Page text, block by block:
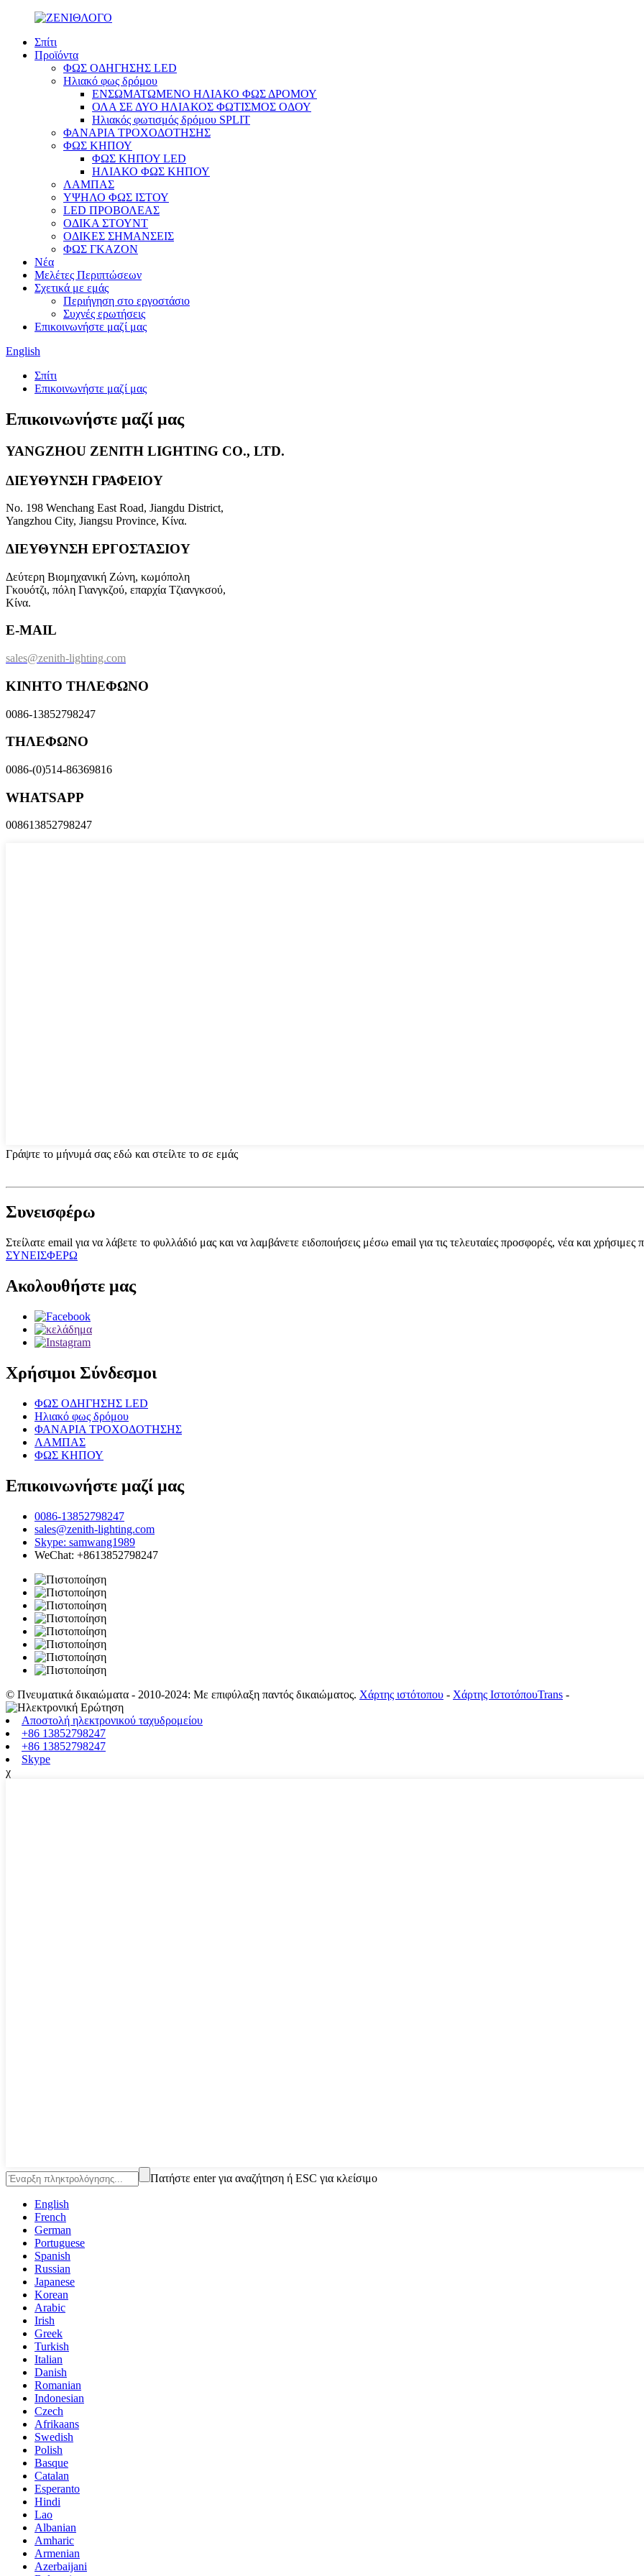
Σπίτι
Προϊόντα
ΦΩΣ ΟΔΗΓΗΣΗΣ LED
Ηλιακό φως δρόμου
ΕΝΣΩΜΑΤΩΜΕΝΟ ΗΛΙΑΚΟ ΦΩΣ ΔΡΟΜΟΥ
ΟΛΑ ΣΕ ΔΥΟ ΗΛΙΑΚΟΣ ΦΩΤΙΣΜΟΣ ΟΔΟΥ
Ηλιακός φωτισμός δρόμου SPLIT
ΦΑΝΑΡΙΑ ΤΡΟΧΟΔΟΤΗΣΗΣ
ΦΩΣ ΚΗΠΟΥ
ΦΩΣ ΚΗΠΟΥ LED
ΗΛΙΑΚΟ ΦΩΣ ΚΗΠΟΥ
ΛΑΜΠΑΣ
ΥΨΗΛΟ ΦΩΣ ΙΣΤΟΥ
LED ΠΡΟΒΟΛΕΑΣ
ΟΔΙΚΑ ΣΤΟΥΝΤ
ΟΔΙΚΕΣ ΣΗΜΑΝΣΕΙΣ
ΦΩΣ ΓΚΑΖΟΝ
Νέα
Μελέτες Περιπτώσεων
Σχετικά με εμάς
Περιήγηση στο εργοστάσιο
Συχνές ερωτήσεις
Επικοινωνήστε μαζί μας
English
Σπίτι
Επικοινωνήστε μαζί μας
Επικοινωνήστε μαζί μας
YANGZHOU ZENITH LIGHTING CO., LTD.
ΔΙΕΥΘΥΝΣΗ ΓΡΑΦΕΙΟΥ
No. 198 Wenchang East Road, Jiangdu District,
Yangzhou City, Jiangsu Province, Κίνα.
ΔΙΕΥΘΥΝΣΗ ΕΡΓΟΣΤΑΣΙΟΥ
Δεύτερη Βιομηχανική Ζώνη, κωμόπολη
Γκουότζι, πόλη Γιανγκζού, επαρχία Τζιανγκσού,
Κίνα.
E-MAIL
sales@zenith-lighting.com
ΚΙΝΗΤΟ ΤΗΛΕΦΩΝΟ
0086-13852798247
ΤΗΛΕΦΩΝΟ
0086-(0)514-86369816
WHATSAPP
008613852798247
Γράψτε το μήνυμά σας εδώ και στείλτε το σε εμάς
Συνεισφέρω
Στείλατε email για να λάβετε το φυλλάδιό μας και να λαμβάνετε ειδοποιήσεις μέσω email για τις τελευταίες προσφορές, νέα και χρήσιμες
ΣΥΝΕΙΣΦΕΡΩ
Ακολουθήστε μας
Χρήσιμοι Σύνδεσμοι
ΦΩΣ ΟΔΗΓΗΣΗΣ LED
Ηλιακό φως δρόμου
ΦΑΝΑΡΙΑ ΤΡΟΧΟΔΟΤΗΣΗΣ
ΛΑΜΠΑΣ
ΦΩΣ ΚΗΠΟΥ
Επικοινωνήστε μαζί μας
0086-13852798247
sales@zenith-lighting.com
Skype: samwang1989
WeChat: +8613852798247
© Πνευματικά δικαιώματα - 2010-2024: Με επιφύλαξη παντός δικαιώματος. Χάρτης ιστότοπου - Χάρτης ΙστοτόπουTrans -
Αποστολή ηλεκτρονικού ταχυδρομείου
+86 13852798247
+86 13852798247
Skype
χ
Πατήστε enter για αναζήτηση ή ESC για κλείσιμο
English
French
German
Portuguese
Spanish
Russian
Japanese
Korean
Arabic
Irish
Greek
Turkish
Italian
Danish
Romanian
Indonesian
Czech
Afrikaans
Swedish
Polish
Basque
Catalan
Esperanto
Hindi
Lao
Albanian
Amharic
Armenian
Azerbaijani